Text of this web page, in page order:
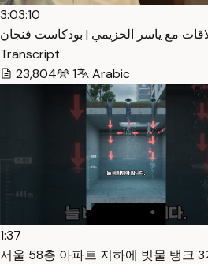
3:03:10
مع ياسر الحزيمي | بودكاست فنجان —
Transcript
23,804
1 Arabic
1:37
서울 58층 아파트 지하에 빗물 탱크